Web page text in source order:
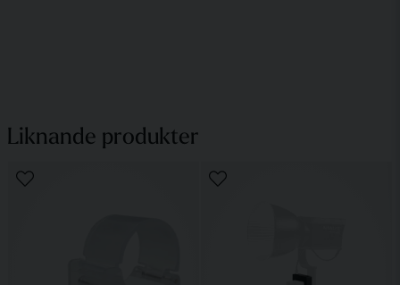
Liknande produkter